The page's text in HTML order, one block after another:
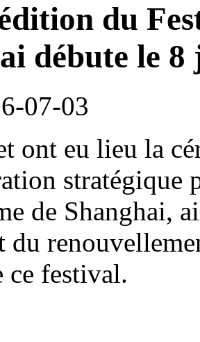
du
débute le
07-03
ont eu lieu la
stratégique
de Shanghai,
du
ce festival.